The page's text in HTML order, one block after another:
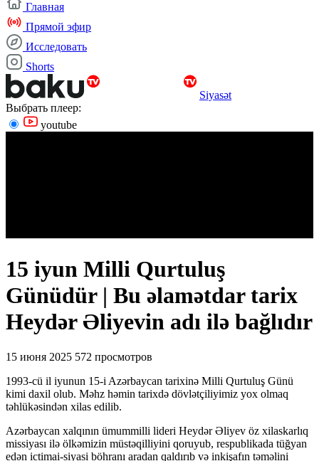
Главная
Прямой эфир
Исследовать
Shorts
Siyasət
Выбрать плеер:
youtube
15 iyun Milli Qurtuluş
Günüdür | Bu əlamətdar tarix
Heydər Əliyevin adı ilə bağlıdır
15 июня 2025 572 просмотров
1993-cü il iyunun 15-i Azərbaycan tarixinə Milli Qurtuluş Günü
kimi daxil olub. Məhz həmin tarixdə dövlətçiliyimiz yox olmaq
təhlükəsindən xilas edilib.
Azərbaycan xalqının ümummilli lideri Heydər Əliyev öz xilaskarlıq
missiyası ilə ölkəmizin müstəqilliyini qoruyub, respublikada tüğyan
edən ictimai-siyasi böhranı aradan qaldırıb və inkişafın təməlini